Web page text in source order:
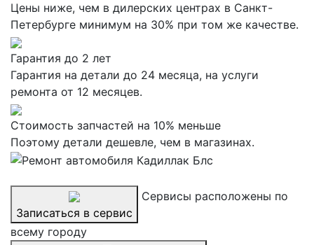
Цены ниже, чем в дилерских центрах в Санкт-
Петербурге минимум на 30% при том же качестве.
Гарантия до 2 лет
Гарантия на детали до 24 месяца, на услуги
ремонта от 12 месяцев.
Стоимость запчастей на 10% меньше
Поэтому детали дешевле, чем в магазинах.
Записаться в сервис
Сервисы расположены по
всему городу